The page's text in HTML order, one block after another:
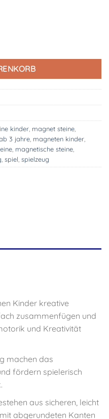
kinder, magnet steine,
3 jahre, magneten kinder,
, magnetische steine,
, spiel, spielzeug
Kinder kreative
zusammenfügen und
und Kreativität
machen das
fördern spielerisch
aus sicheren, leicht
abgerundeten Kanten